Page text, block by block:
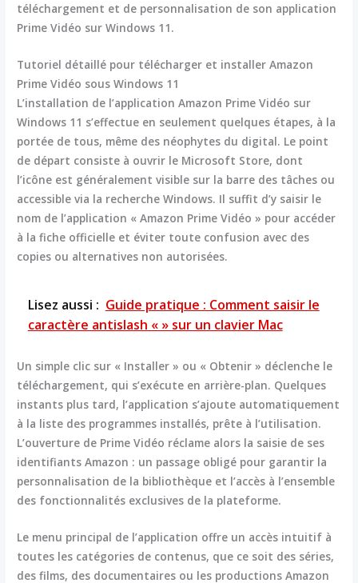
téléchargement et de personnalisation de son application
Prime Vidéo sur Windows 11.
Tutoriel détaillé pour télécharger et installer Amazon
Prime Vidéo sous Windows 11
L’installation de l’application Amazon Prime Vidéo sur
Windows 11 s’effectue en seulement quelques étapes, à la
portée de tous, même des néophytes du digital. Le point
de départ consiste à ouvrir le Microsoft Store, dont
l’icône est généralement visible sur la barre des tâches ou
accessible via la recherche Windows. Il suffit d’y saisir le
nom de l’application « Amazon Prime Vidéo » pour accéder
à la fiche officielle et éviter toute confusion avec des
copies ou alternatives non autorisées.
Lisez aussi : Guide pratique : Comment saisir le
caractère antislash « » sur un clavier Mac
Un simple clic sur « Installer » ou « Obtenir » déclenche le
téléchargement, qui s’exécute en arrière-plan. Quelques
instants plus tard, l’application s’ajoute automatiquement
à la liste des programmes installés, prête à l’utilisation.
L’ouverture de Prime Vidéo réclame alors la saisie de ses
identifiants Amazon : un passage obligé pour garantir la
personnalisation de la bibliothèque et l’accès à l’ensemble
des fonctionnalités exclusives de la plateforme.
Le menu principal de l’application offre un accès intuitif à
toutes les catégories de contenus, que ce soit des séries,
des films, des documentaires ou les productions Amazon